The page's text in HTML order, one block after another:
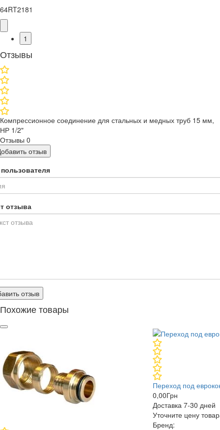
64RT2181
1
Отзывы
Компрессионное соединение для стальных и медных труб 15 мм,
НР 1/2"
Отзывы 0
отзыв
отзыва
отзыв
Похожие товары
Переход под
0,00Грн
Доставка 7-30 дней
Уточните цену
Бренд: